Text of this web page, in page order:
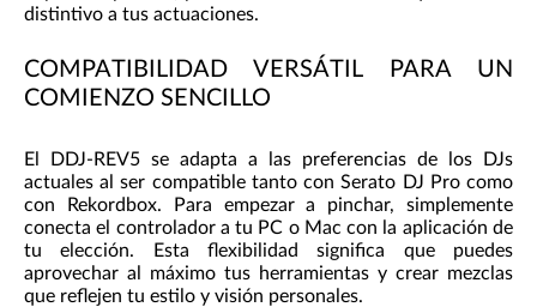
distintivo a tus actuaciones.
COMPATIBILIDAD VERSÁTIL PARA UN
COMIENZO SENCILLO
El DDJ-REV5 se adapta a las preferencias de los DJs
actuales al ser compatible tanto con Serato DJ Pro como
con Rekordbox. Para empezar a pinchar, simplemente
conecta el controlador a tu PC o Mac con la aplicación de
tu elección. Esta flexibilidad significa que puedes
aprovechar al máximo tus herramientas y crear mezclas
que reflejen tu estilo y visión personales.